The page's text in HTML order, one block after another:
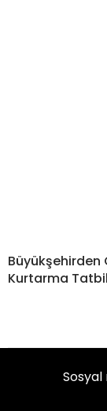
Büyükşehirden
Kurtarma
Sosyal